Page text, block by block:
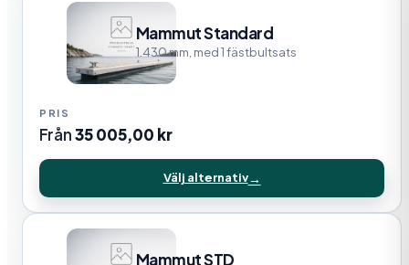
Mammut Standard
1.430 mm, med 1 fästbultsats
Från35 005,00 kr
Välj alternativ
Mammut STD